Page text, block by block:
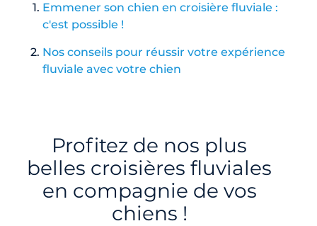
Emmener son chien en croisière fluviale :
c'est possible !
Nos conseils pour réussir votre expérience
fluviale avec votre chien
Profitez de nos plus
belles croisières fluviales
en compagnie de vos
chiens !